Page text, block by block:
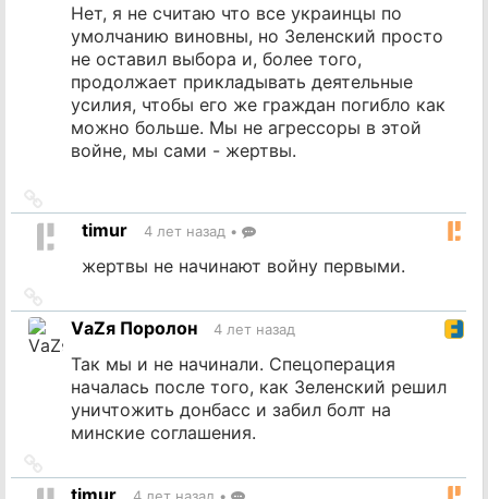
Нет, я не считаю что все украинцы по
умолчанию виновны, но Зеленский просто
не оставил выбора и, более того,
продолжает прикладывать деятельные
усилия, чтобы его же граждан погибло как
можно больше. Мы не агрессоры в этой
войне, мы сами - жертвы.
на
источник
timur 4 лет назад •
жертвы не начинают войну первыми.
на
источник
VаZя Поролон 4 лет назад
Так мы и не начинали. Спецоперация
началась после того, как Зеленский решил
уничтожить донбасс и забил болт на
минские соглашения.
на
timur